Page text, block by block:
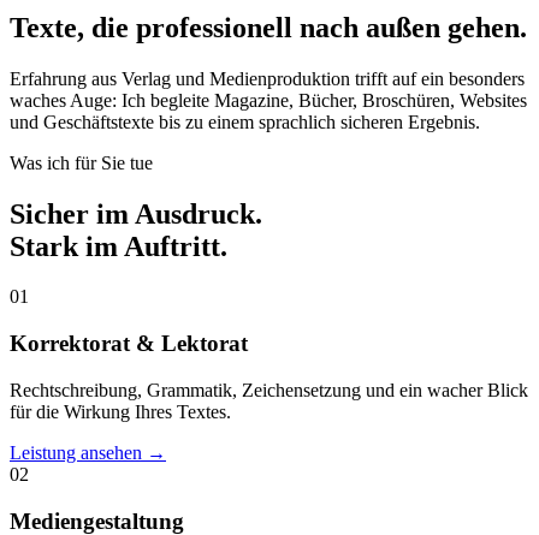
Texte, die professionell nach außen gehen.
Erfahrung aus Verlag und Medienproduktion trifft auf ein besonders
waches Auge: Ich begleite Magazine, Bücher, Broschüren, Websites
und Geschäftstexte bis zu einem sprachlich sicheren Ergebnis.
Was ich für Sie tue
Sicher im Ausdruck.
Stark im Auftritt.
01
Korrektorat & Lektorat
Rechtschreibung, Grammatik, Zeichensetzung und ein wacher Blick
für die Wirkung Ihres Textes.
Leistung ansehen →
02
Mediengestaltung